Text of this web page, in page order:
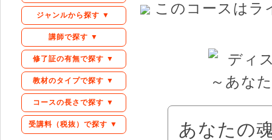
ジャンルから探す ▼
講師で探す ▼
修了証の有無で探す ▼
教材のタイプで探す ▼
コースの長さで探す ▼
受講料（税抜）で探す ▼
このコースはラ
あなたの